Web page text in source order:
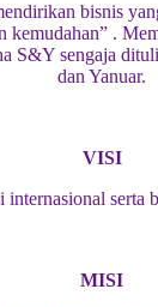
bisnis
.
S&Y sengaja
dan Yanuar.
VISI
MISI